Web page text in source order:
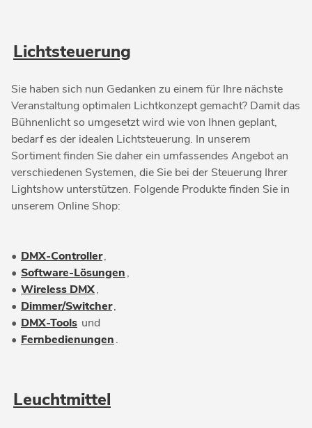
Lichtsteuerung
Sie haben sich nun Gedanken zu einem für Ihre nächste
Veranstaltung optimalen Lichtkonzept gemacht? Damit das
Bühnenlicht so umgesetzt wird wie von Ihnen geplant,
bedarf es der idealen Lichtsteuerung. In unserem
Sortiment finden Sie daher ein umfassendes Angebot an
verschiedenen Systemen, die Sie bei der Steuerung Ihrer
Lightshow unterstützen. Folgende Produkte finden Sie in
unserem Online Shop:
• DMX-Controller,
• Software-Lösungen,
• Wireless DMX,
• Dimmer/Switcher,
• DMX-Tools und
• Fernbedienungen.
Leuchtmittel